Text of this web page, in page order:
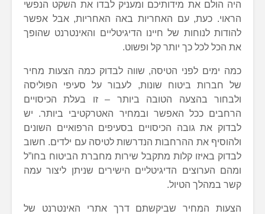
היה הולם את מידותיכם ומעניק לבדו את השקט הנפשי
הראוי. כעת, עם האחריות באה האחריות, אבל אפשר
להודות לנוחות של חיינו הדיגיטליים והאינטרנט שהופך
את הכל לכל כך יותר קל ופשוט.
כמה ימים לפני הטיסה, שווה לבדוק כמה הצעות מחיר
של חברות ביטוח שונות, לעבור על סעיפי הפוליסה
ולבחור בהצעה הטובה ביותר – זו בעלת הכיסויים
הרחבים ככל האפשר ובמחיר האטרקטיבי ביותר. יש
לבדוק את גובה הכיסויים בסעיפים הרפואיים השונים
ולהוסיף את ההרחבות הנדרשות לטיסה עם ילדים. חשוב
לבדוק באיזו קלות מתקבל שירות מחברת הביטוח בחו”ל
ומהם הערוצים הדיגיטליים הישירים שניתן ליצור עמה
קשר במהלך הטיול.
הצעות המחיר שביקשתם דרך אתרי האינטרנט של